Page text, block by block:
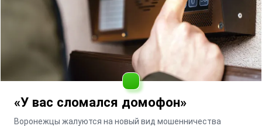
«У вас сломался домофон»
Воронежцы жалуются на новый вид мошенничества